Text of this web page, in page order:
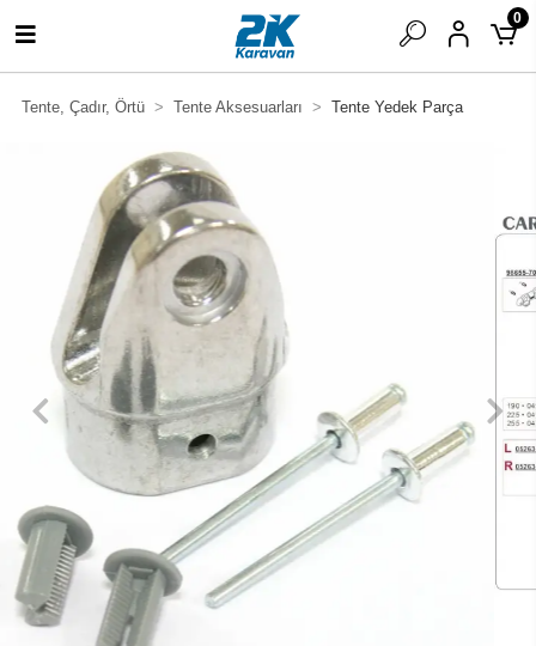
0
Tente, Çadır, Örtü Tente Aksesuarları Tente Yedek Parça